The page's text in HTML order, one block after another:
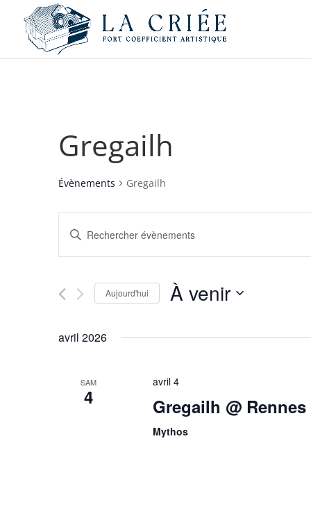
Gregailh
Évènements Gregailh
Recherche
et
navigation
vues
Évènements
Saisir
clé.
Évènements
clé.
Aujourd'hui À venir
avril 2026
SAM
4
avril 4
Gregailh @ Rennes
Mythos